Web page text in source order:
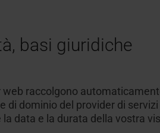
basi giuridiche
raccolgono
dominio del provider di
data e la durata della vostra